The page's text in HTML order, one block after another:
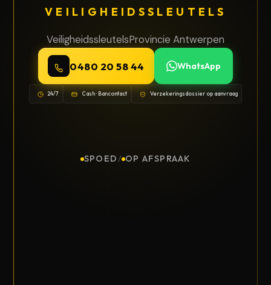
VEILIGHEIDSSLEUTELS
VeiligheidssleutelsProvincie Antwerpen
0480 20 58 44 WhatsApp
24/7 Cash · Bancontact Verzekeringsdossier op aanvraag
SPOED / OP AFSPRAAK